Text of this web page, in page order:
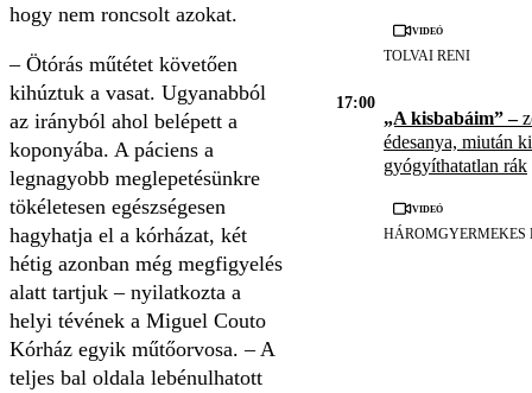
hogy nem roncsolt azokat.
– Ötórás műtétet követően
kihúztuk a vasat. Ugyanabból
az irányból ahol belépett a
koponyába. A páciens a
legnagyobb meglepetésünkre
tökéletesen egészségesen
hagyhatja el a kórházat, két
hétig azonban még megfigyelés
alatt tartjuk – nyilatkozta a
helyi tévének a Miguel Couto
Kórház egyik műtőorvosa. – A
teljes bal oldala lebénulhatott
Videó
TOLVAI RENI
17:00
„A kisbabáim” –
édesanya, miután
gyógyíthatatlan rák
Videó
HÁROMGYERMEKES